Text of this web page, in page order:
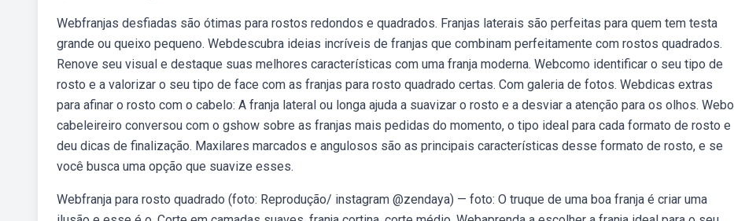
Webfranjas desfiadas são ótimas para rostos redondos e quadrados. Franjas laterais são perfeitas para quem tem testa
grande ou queixo pequeno. Webdescubra ideias incríveis de franjas que combinam perfeitamente com rostos quadrados.
Renove seu visual e destaque suas melhores características com uma franja moderna. Webcomo identificar o seu tipo de
rosto e a valorizar o seu tipo de face com as franjas para rosto quadrado certas. Com galeria de fotos. Webdicas extras
para afinar o rosto com o cabelo: A franja lateral ou longa ajuda a suavizar o rosto e a desviar a atenção para os olhos. Webo
cabeleireiro conversou com o gshow sobre as franjas mais pedidas do momento, o tipo ideal para cada formato de rosto e
deu dicas de finalização. Maxilares marcados e angulosos são as principais características desse formato de rosto, e se
você busca uma opção que suavize esses.
Webfranja para rosto quadrado (foto: Reprodução/ instagram @zendaya) — foto: O truque de uma boa franja é criar uma